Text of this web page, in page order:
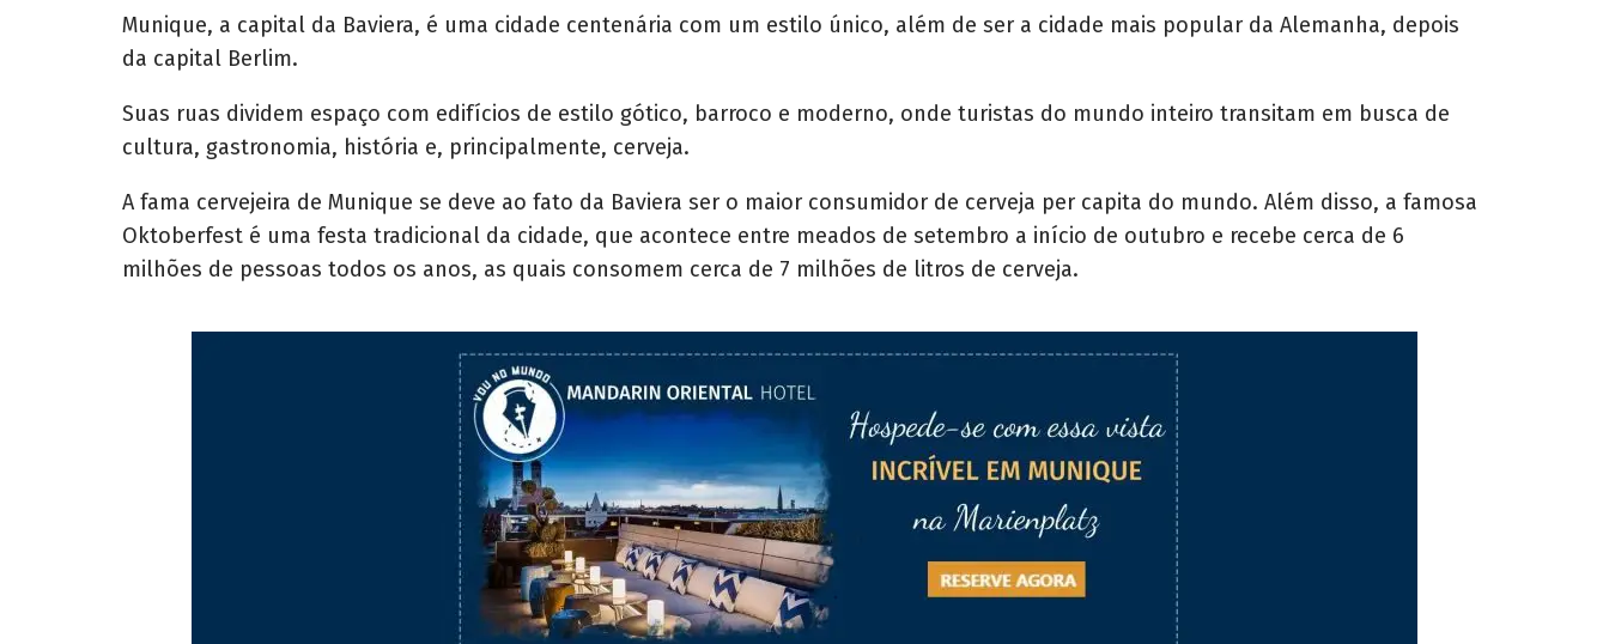
Munique, a capital da Baviera, é uma cidade centenária com um estilo único, além de ser a cidade mais popular da Alemanha, depois
da capital Berlim.
Suas ruas dividem espaço com edifícios de estilo gótico, barroco e moderno, onde turistas do mundo inteiro transitam em busca de
cultura, gastronomia, história e, principalmente, cerveja.
A fama cervejeira de Munique se deve ao fato da Baviera ser o maior consumidor de cerveja per capita do mundo. Além disso, a famosa
Oktoberfest é uma festa tradicional da cidade, que acontece entre meados de setembro a início de outubro e recebe cerca de 6
milhões de pessoas todos os anos, as quais consomem cerca de 7 milhões de litros de cerveja.